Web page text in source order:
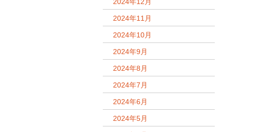
2024年11月
2024年10月
2024年9月
2024年8月
2024年7月
2024年6月
2024年5月